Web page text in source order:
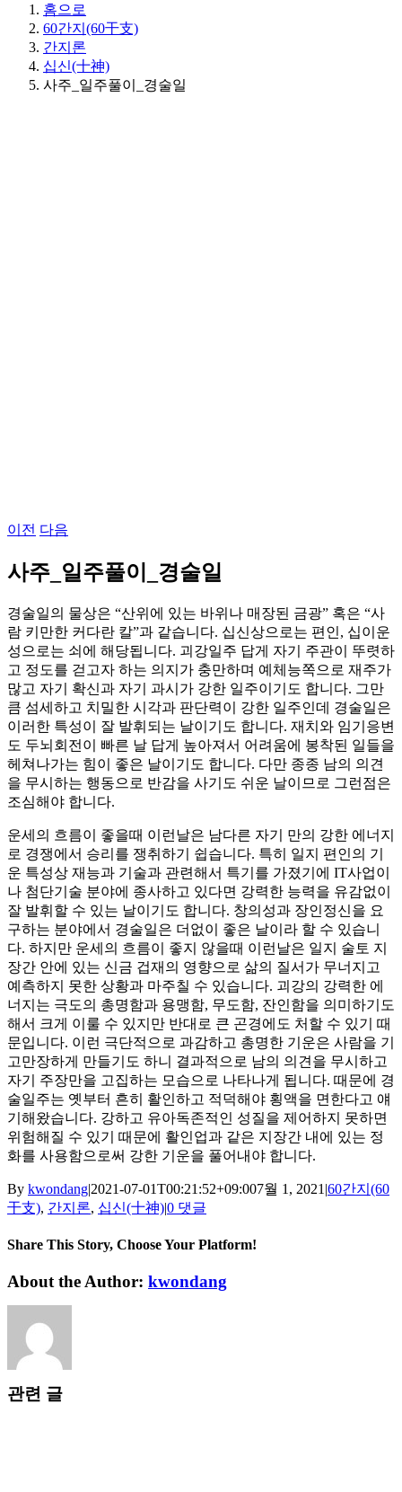
홈으로
60간지(60干支)
간지론
십신(十神)
사주_일주풀이_경술일
이전 다음
사주_일주풀이_경술일
경술일의 물상은 “산위에 있는 바위나 매장된 금광” 혹은 “사
람 키만한 커다란 칼”과 같습니다. 십신상으로는 편인, 십이운
성으로는 쇠에 해당됩니다. 괴강일주 답게 자기 주관이 뚜렷하
고 정도를 걷고자 하는 의지가 충만하며 예체능쪽으로 재주가
많고 자기 확신과 자기 과시가 강한 일주이기도 합니다. 그만
큼 섬세하고 치밀한 시각과 판단력이 강한 일주인데 경술일은
이러한 특성이 잘 발휘되는 날이기도 합니다. 재치와 임기응변
도 두뇌회전이 빠른 날 답게 높아져서 어려움에 봉착된 일들을
헤쳐나가는 힘이 좋은 날이기도 합니다. 다만 종종 남의 의견
을 무시하는 행동으로 반감을 사기도 쉬운 날이므로 그런점은
조심해야 합니다.
운세의 흐름이 좋을때 이런날은 남다른 자기 만의 강한 에너지
로 경쟁에서 승리를 쟁취하기 쉽습니다. 특히 일지 편인의 기
운 특성상 재능과 기술과 관련해서 특기를 가졌기에 IT사업이
나 첨단기술 분야에 종사하고 있다면 강력한 능력을 유감없이
잘 발휘할 수 있는 날이기도 합니다. 창의성과 장인정신을 요
구하는 분야에서 경술일은 더없이 좋은 날이라 할 수 있습니
다. 하지만 운세의 흐름이 좋지 않을때 이런날은 일지 술토 지
장간 안에 있는 신금 겁재의 영향으로 삶의 질서가 무너지고
예측하지 못한 상황과 마주칠 수 있습니다. 괴강의 강력한 에
너지는 극도의 총명함과 용맹함, 무도함, 잔인함을 의미하기도
해서 크게 이룰 수 있지만 반대로 큰 곤경에도 처할 수 있기 때
문입니다. 이런 극단적으로 과감하고 총명한 기운은 사람을 기
고만장하게 만들기도 하니 결과적으로 남의 의견을 무시하고
자기 주장만을 고집하는 모습으로 나타나게 됩니다. 때문에 경
술일주는 옛부터 흔히 활인하고 적덕해야 횡액을 면한다고 얘
기해왔습니다. 강하고 유아독존적인 성질을 제어하지 못하면
위험해질 수 있기 때문에 활인업과 같은 지장간 내에 있는 정
화를 사용함으로써 강한 기운을 풀어내야 합니다.
By kwondang|2021-07-01T00:21:52+09:007월 1, 2021 |60간지(60
干支), 간지론, 십신(十神)|0 댓글
Share This Story, Choose Your Platform!
Facebook
X
Reddit
LinkedIn
WhatsApp
Tumblr
Pinterest
Vk
Xing
이
About the Author: kwondang
관련 글